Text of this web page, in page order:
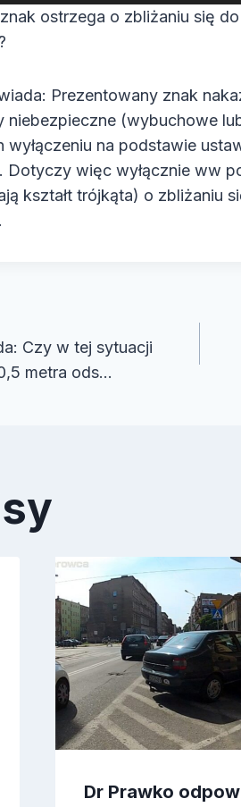
ostrzega o zbliżaniu się
Prezentowany znak
niebezpieczne (wybuchowe
wyłączeniu na podstawie
Dotyczy więc wyłącznie ww
kształt trójkąta) o zbliżaniu
Czy w tej sytuacji
metra ods…
Dr Prawko